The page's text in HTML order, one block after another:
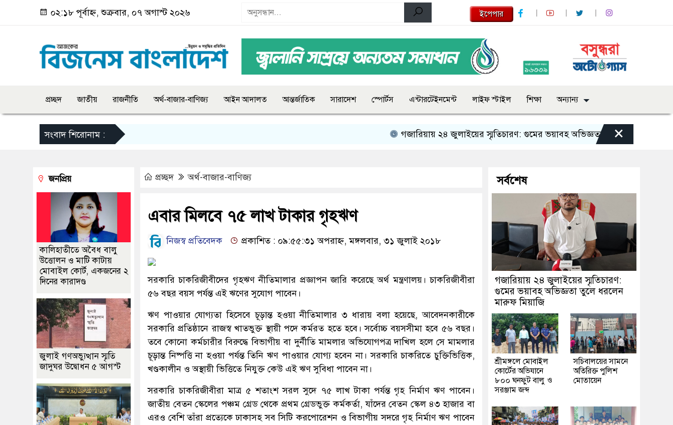
০২:১৮ পূর্বাহ্ন, শুক্রবার, ০৭ অগাস্ট ২০২৬ ইপেপার
প্রচ্ছদ জাতীয় রাজনীতি অর্থ-বাজার-বাণিজ্য আইন আদালত আন্তর্জাতিক সারাদেশ স্পোর্টস এন্টারটেইনমেন্ট লাইফ স্টাইল শিক্ষা অন্যান্য
সংবাদ শিরোনাম : গজারিয়ায় ২৪ জুলাইয়ের স্মৃতিচারণ: গুমের ভয়াবহ অভিজ্ঞতা তুলে ধরলেন মারুফ
×
প্রচ্ছদ অর্থ-বাজার-বাণিজ্য
এবার মিলবে ৭৫ লাখ টাকার গৃহঋণ
নিজস্ব প্রতিবেদক প্রকাশিত : ০৯:৫৫:৩১ অপরাহ্ন, মঙ্গলবার, ৩১ জুলাই ২০১৮
সরকারি চাকরিজীবীদের গৃহঋণ নীতিমালার প্রজ্ঞাপন জারি করেছে অর্থ মন্ত্রণালয়। চাকরিজীবীরা
৫৬ বছর বয়স পর্যন্ত এই ঋণের সুযোগ পাবেন।
ঋণ পাওয়ার যোগ্যতা হিসেবে চূড়ান্ত হওয়া নীতিমালার ৩ ধারায় বলা হয়েছে, আবেদনকারীকে
সরকারি প্রতিষ্ঠানে রাজস্ব খাতভুক্ত স্থায়ী পদে কর্মরত হতে হবে। সর্বোচ্চ বয়সসীমা হবে ৫৬ বছর।
তবে কোনো কর্মচারীর বিরুদ্ধে বিভাগীয় বা দুর্নীতি মামলার অভিযোগপত্র দাখিল হলে সে মামলার
চূড়ান্ত নিষ্পত্তি না হওয়া পর্যন্ত তিনি ঋণ পাওয়ার যোগ্য হবেন না। সরকারি চাকরিতে চুক্তিভিত্তিক,
খণ্ডকালীন ও অস্থায়ী ভিত্তিতে নিযুক্ত কেউ এই ঋণ সুবিধা পাবেন না।
সরকারি চাকরিজীবীরা মাত্র ৫ শতাংশ সরল সুদে ৭৫ লাখ টাকা পর্যন্ত গৃহ নির্মাণ ঋণ পাবেন।
জাতীয় বেতন স্কেলের পঞ্চম গ্রেড থেকে প্রথম গ্রেডভুক্ত কর্মকর্তা, যাঁদের বেতন স্কেল ৪৩ হাজার বা
এরও বেশি তাঁরা প্রত্যেকে ঢাকাসহ সব সিটি করপোরেশন ও বিভাগীয় সদরে গৃহ নির্মাণ ঋণ পাবেন
জনপ্রিয়
কালিহাতীতে অবৈধ বালু
উত্তোলন ও মাটি কাটায়
মোবাইল কোর্ট, একজনের ২
দিনের কারাদণ্ড
জুলাই গণঅভ্যুত্থান স্মৃতি
জাদুঘর উদ্বোধন ৫ আগস্ট
সর্বশেষ
গজারিয়ায় ২৪ জুলাইয়ের স্মৃতিচারণ:
গুমের ভয়াবহ অভিজ্ঞতা তুলে ধরলেন
মারুফ মিয়াজি
শ্রীমঙ্গলে মোবাইল
কোর্টের অভিযানে
৮০০ ঘনফুট বালু ও
সরঞ্জাম জব্দ
সচিবালয়ের সামনে
অতিরিক্ত পুলিশ
মোতায়েন